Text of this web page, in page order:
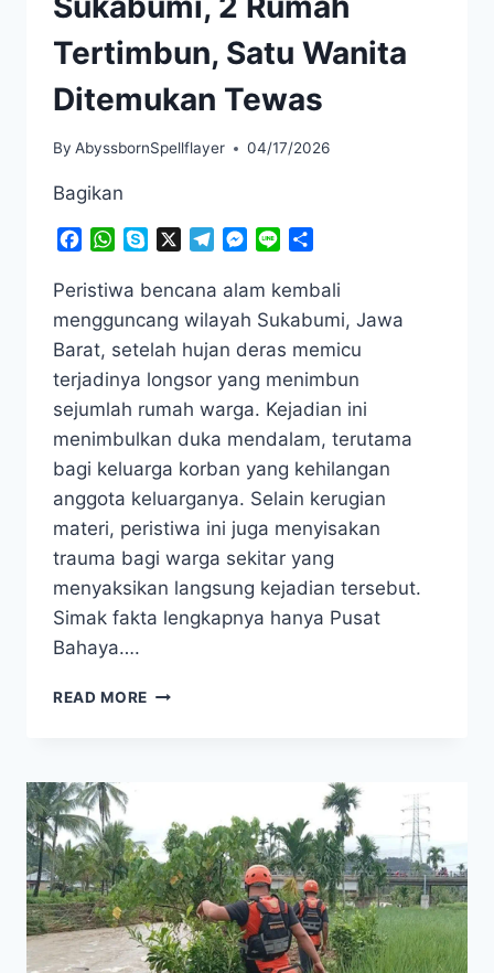
Tertimbun, Satu Wanita
Ditemukan Tewas
By AbyssbornSpellflayer 04/17/2026
Bagikan
Facebook
WhatsApp
Skype TelegramMessenger
Line
Peristiwa bencana alam kembali
mengguncang wilayah Sukabumi, Jawa
Barat, setelah hujan deras memicu
terjadinya longsor yang menimbun
sejumlah rumah warga. Kejadian ini
menimbulkan duka mendalam, terutama
bagi keluarga korban yang kehilangan
anggota keluarganya. Selain kerugian
materi, peristiwa ini juga menyisakan
trauma bagi warga sekitar yang
menyaksikan langsung kejadian tersebut.
Simak fakta lengkapnya hanya Pusat
Bahaya….
READ MORE TRAGIS!
TERTIMBUN,
SATU
WANITA
DITEMUKAN
TEWAS